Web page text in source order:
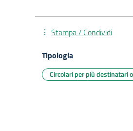
Stampa / Condividi
Tipologia
Circolari per più destinatari